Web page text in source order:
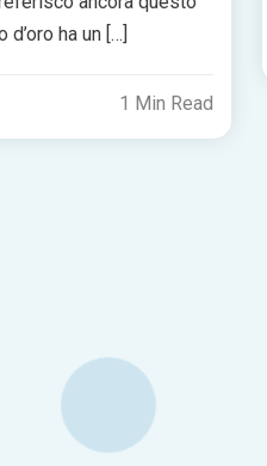
ha un […]
1 Min Read